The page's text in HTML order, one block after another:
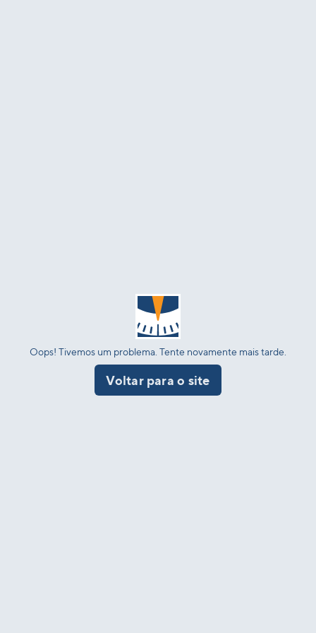
Oops! Tivemos um problema. Tente novamente mais tarde.
Voltar para o site